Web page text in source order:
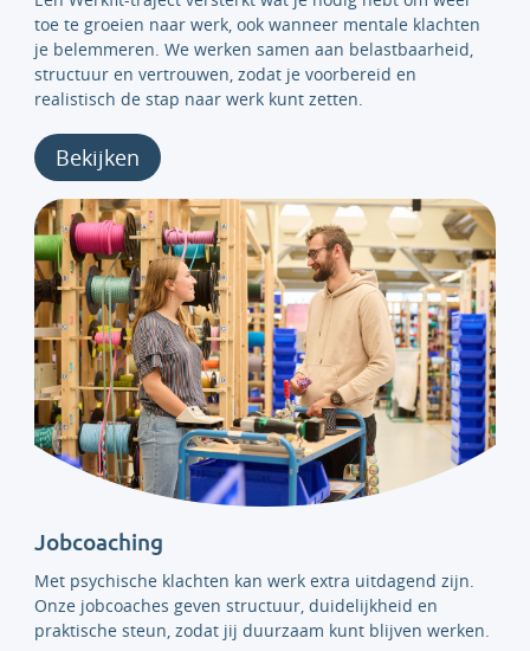
toe te groeien naar werk, ook wanneer mentale klachten
je belemmeren. We werken samen aan belastbaarheid,
structuur en vertrouwen, zodat je voorbereid en
realistisch de stap naar werk kunt zetten.
Bekijken
Jobcoaching
Met psychische klachten kan werk extra uitdagend zijn.
Onze jobcoaches geven structuur, duidelijkheid en
praktische steun, zodat jij duurzaam kunt blijven werken.